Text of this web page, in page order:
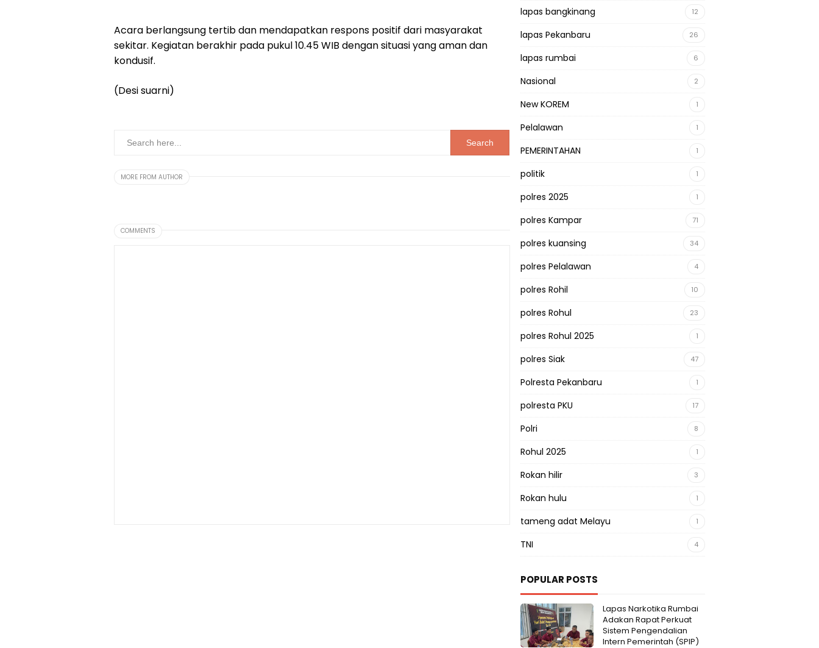
Acara berlangsung tertib dan mendapatkan respons positif dari masyarakat
sekitar. Kegiatan berakhir pada pukul 10.45 WIB dengan situasi yang aman dan
kondusif.
(Desi suarni)
MORE FROM AUTHOR
COMMENTS
lapas bangkinang 12
lapas Pekanbaru 26
lapas rumbai 6
Nasional 2
New KOREM 1
Pelalawan 1
PEMERINTAHAN 1
politik 1
polres 2025 1
polres Kampar 71
polres kuansing 34
polres Pelalawan 4
polres Rohil 10
polres Rohul 23
polres Rohul 2025 1
polres Siak 47
Polresta Pekanbaru 1
polresta PKU 17
Polri 8
Rohul 2025 1
Rokan hilir 3
Rokan hulu 1
tameng adat Melayu 1
TNI 4
POPULAR POSTS
Lapas Narkotika Rumbai
Adakan Rapat Perkuat
Sistem Pengendalian
Intern Pemerintah (SPIP)